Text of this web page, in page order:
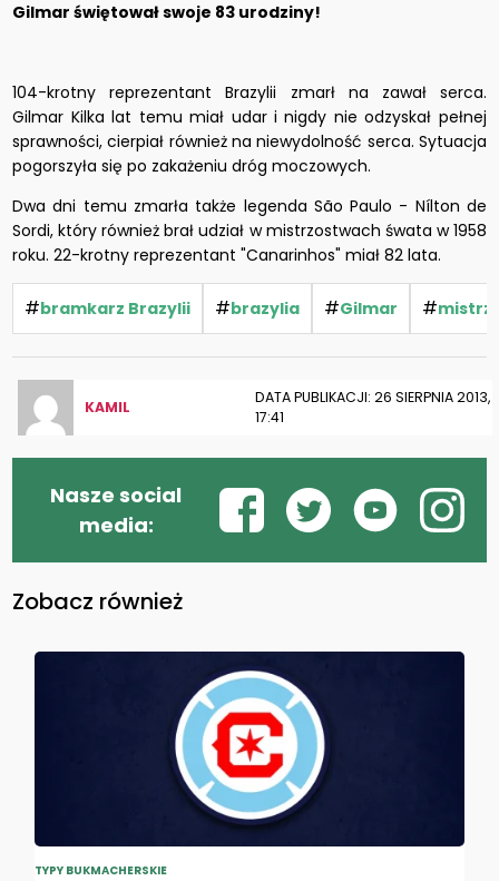
Gilmar świętował swoje 83 urodziny!
104-krotny reprezentant Brazylii zmarł na zawał serca.
Gilmar Kilka lat temu miał udar i nigdy nie odzyskał pełnej
sprawności, cierpiał również na niewydolność serca. Sytuacja
pogorszyła się po zakażeniu dróg moczowych.
Dwa dni temu zmarła także legenda São Paulo - Nílton de
Sordi, który również brał udział w mistrzostwach śwata w 1958
roku. 22-krotny reprezentant "Canarinhos" miał 82 lata.
#bramkarz Brazylii #brazylia #Gilmar #mistrz
KAMIL
DATA PUBLIKACJI: 26 SIERPNIA 2013,
17:41
Nasze social
media:
Zobacz również
TYPY BUKMACHERSKIE